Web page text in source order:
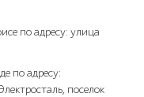
по адресу: улица
по адресу:
поселок